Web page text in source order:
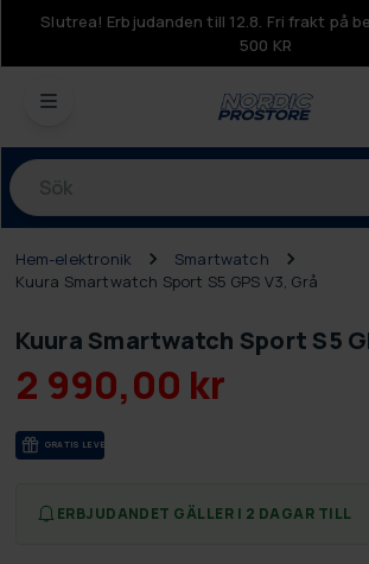
Slutrea! Erbjudanden till 12.8. Fri frakt på
500 KR
Produkter
Hem-elektronik
Smartwatch
Kuura Smartwatch Sport S5 GPS V3, Grå
Kuura Smartwatch Sport S5
2 990,00 kr
GRA­TIS LE­VE­RANS
ERBJUDANDET GÄLLER I 2 DAGAR TILL